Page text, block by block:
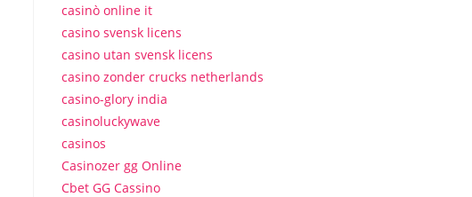
casinò online it
casino svensk licens
casino utan svensk licens
casino zonder crucks netherlands
casino-glory india
casinoluckywave
casinos
Casinozer gg Online
Cbet GG Cassino